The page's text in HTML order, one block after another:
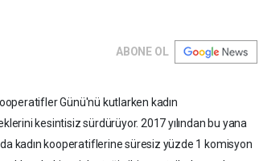
ABONE OL
Günü'nü kutlarken kadın
kesintisiz sürdürüyor. 2017 yılından bu yana
kadın kooperatiflerine süresiz yüzde 1 komisyon